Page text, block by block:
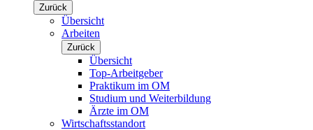
Zurück
Übersicht
Arbeiten
Zurück
Übersicht
Top-Arbeitgeber
Praktikum im OM
Studium und Weiterbildung
Ärzte im OM
Wirtschaftsstandort